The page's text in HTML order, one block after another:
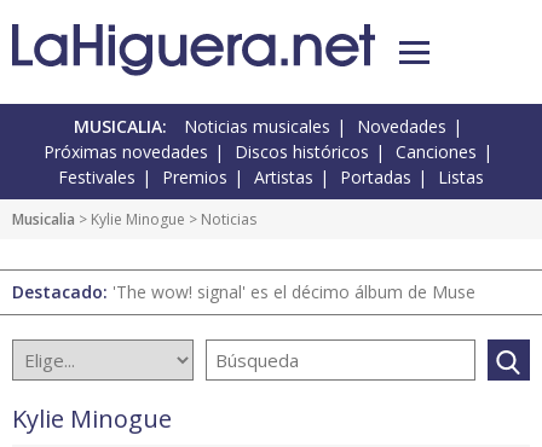
MUSICALIA: Noticias musicales
Novedades
Próximas novedades
Discos históricos
Canciones
Festivales
Premios Artistas Portadas Listas
Musicalia > Kylie Minogue > Noticias
Destacado: 'The wow! signal' es el décimo álbum de Muse
Kylie Minogue